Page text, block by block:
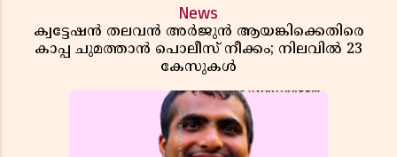
News
ക്വട്ടേഷൻ തലവൻ അർജുൻ ആയങ്കിക്കെതിരെ
കാപ്പ ചുമത്താൻ പൊലീസ് നീക്കം; നിലവിൽ 23
കേസുകൾ